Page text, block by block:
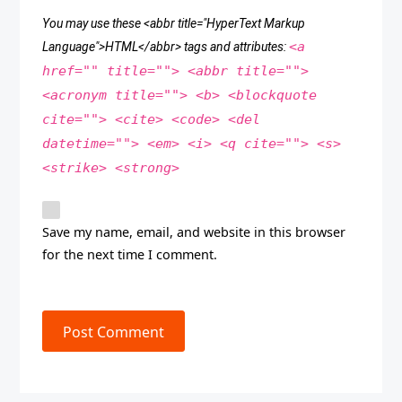
You may use these <abbr title="HyperText Markup
Language">HTML</abbr> tags and attributes:<a
href="" title=""> <abbr title="">
<acronym title=""> <b> <blockquote
cite=""> <cite> <code> <del
datetime=""> <em> <i> <q cite=""> <s>
<strike> <strong>
Save my name, email, and website in this browser
for the next time I comment.
Post Comment